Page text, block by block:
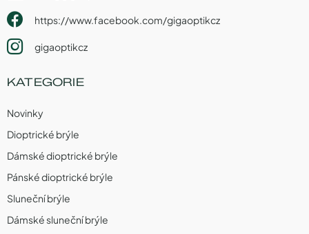
https://www.facebook.com/gigaoptikcz
gigaoptikcz
KATEGORIE
Novinky
Dioptrické brýle
Dámské dioptrické brýle
Pánské dioptrické brýle
Sluneční brýle
Dámské sluneční brýle